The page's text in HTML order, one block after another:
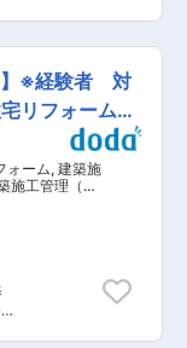
】※経験者 対
リフォーム会
ォーム, 建築施
施工管理（住
テリア）